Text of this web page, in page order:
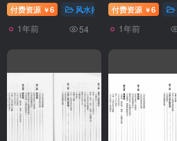
付费资源 ￥6 风水择日
1年前 54
付费资源 ￥6
1年前